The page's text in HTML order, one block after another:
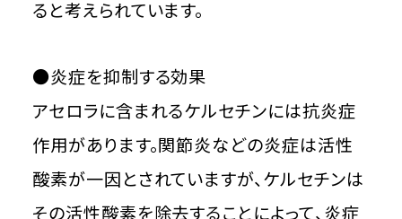
ると考えられています。
●炎症を抑制する効果
アセロラに含まれるケルセチンには抗炎症
作用があります。関節炎などの炎症は活性
酸素が一因とされていますが、ケルセチンは
その活性酸素を除去することによって、炎症